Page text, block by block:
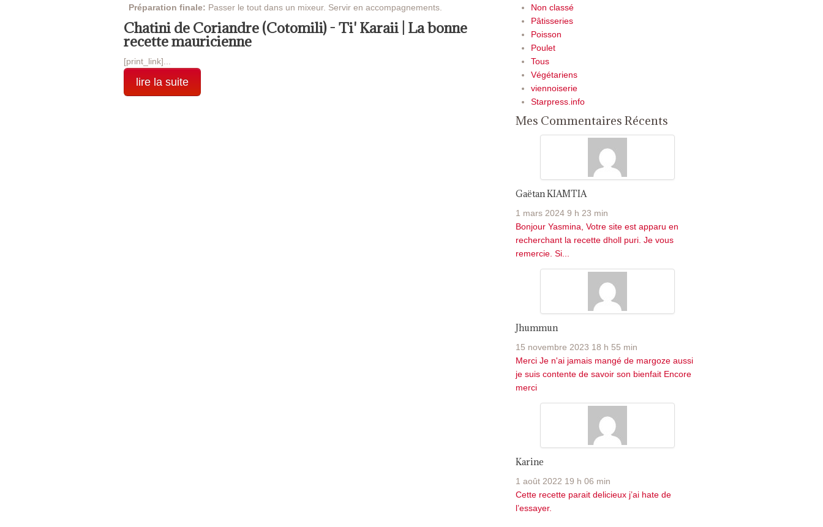
Préparation finale: Passer le tout dans un mixeur. Servir en accompagnements.
Chatini de Coriandre (Cotomili) - Ti' Karaii | La bonne
recette mauricienne
[print_link]...
lire la suite
Non classé
Pâtisseries
Poisson
Poulet
Tous
Végétariens
viennoiserie
Starpress.info
Mes Commentaires Récents
Gaëtan KIAMTIA
1 mars 2024 9 h 23 min
Bonjour Yasmina, Votre site est apparu en
recherchant la recette dholl puri. Je vous
remercie. Si...
Jhummun
15 novembre 2023 18 h 55 min
Merci Je n'ai jamais mangé de margoze aussi
je suis contente de savoir son bienfait Encore
merci
Karine
1 août 2022 19 h 06 min
Cette recette parait delicieux j’ai hate de
l’essayer.